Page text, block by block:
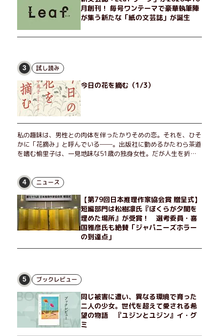
月創刊！ 毎号ワンテーマで豪華執筆陣
が集う新たな「紙の文芸誌」が誕生
3 試し読み
今日の花を摘む（1/3）
私の趣味は、男性との肉体を伴ったかりそめの恋。それを、ひそ
かに「花摘み」と呼んでいる──。出版社に勤めるかたわら茶道
を嗜む愉里子は、一見地味な51歳の独身女性。だが人生を折り
せる男が現れた。茶の湯の粋人、70歳の万江島だ。だが彼に
は、ある秘密があった……。自分の心と身体を偽らない女たちの
姿と、その連帯を描く。赤裸々にして切実な、セクシュアリティ
をめぐる物語。
4 ニュース
【第79回日本推理作家協会賞 贈呈式】
短編部門は松樹凛氏『ぼくらが夕闇を
埋めた場所』が受賞！ 選考委員・喜
国雅彦氏も絶賛「ジャパニーズホラー
の到達点」
5 ブックレビュー
同じ被害に遭い、異なる環境で育った
二人の少女。世代を超えて愛される希
望の物語 『ユジンとユジン』イ・グ
ミ